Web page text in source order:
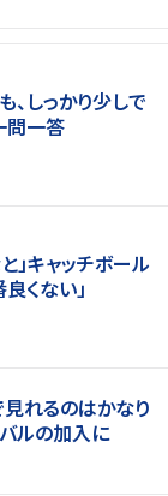
、しっかり少しで
問一答
」キャッチボール
くない」
れるのはかなり
ルの加入に